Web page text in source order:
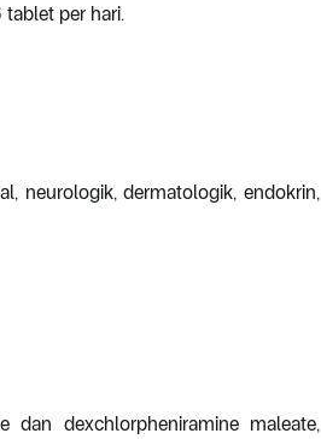
per hari.
neurologik, dermatologik, endokrin,
dan dexchlorpheniramine maleate,